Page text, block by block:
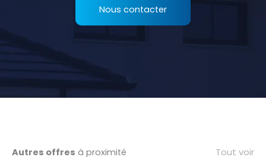
Nous contacter
Autres offres à proximité Tout voir